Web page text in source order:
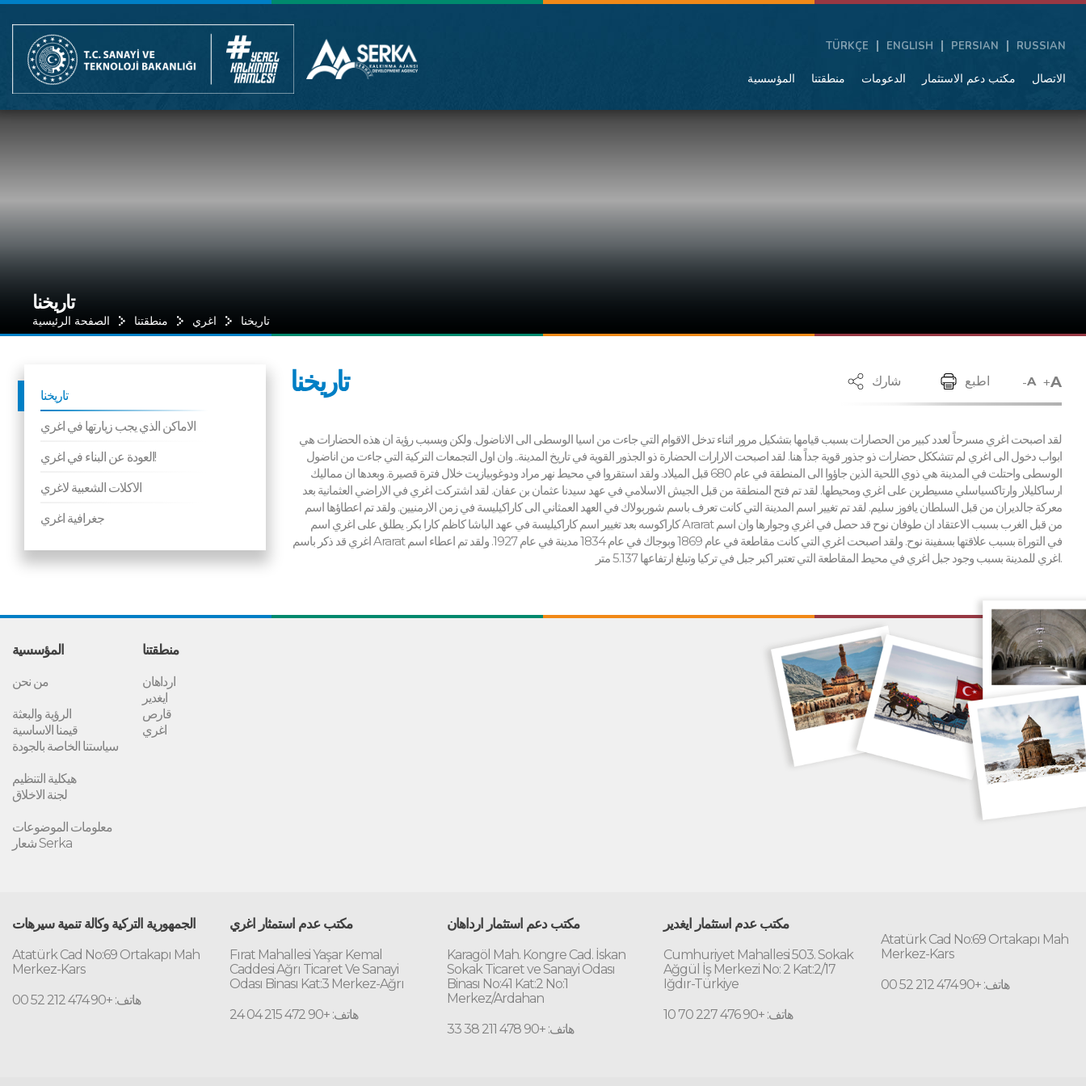
TÜRKÇE ENGLISH PERSIAN RUSSIAN
المؤسسية منطقتنا الدعومات مكتب دعم الاستثمار الاتصال
تاريخنا
الصفحة الرئيسية منطقتنا اغري تاريخنا
تاريخنا
الاماكن الذي يجب زيارتها في اغري
العودة عن البناء في اغري!
الاكلات الشعبية لاغري
جغرافية اغري
تاريخنا شارك اطبع -A +A
لقد اصبحت اغري مسرحاً لعدد كبير من الحصارات بسبب قيامها بتشكيل مرور اثناء تدخل الاقوام التي جاءت من اسيا الوسطى الى الاناضول. ولكن وبسبب رؤية ان هذه الحضارات هي
ابواب دخول الى اغري لم تتشككل حضارات ذو جذور قوية جداً هنا. لقد اصبحت الارارات الحضارة ذو الجذور القوية في تاريخ المدينة.. وان اول التجمعات التركية التي جاءت من اناضول
الوسطى واحتلت في المدينة هي ذوي اللحية الذين جاؤوا الى المنطقة في عام 680 قبل الميلاد. ولقد استقروا في محيط نهر مراد ودوغوبيازيت خلال فترة قصيرة. وبعدها ان مماليك
ارساكليلار وارتاكسياسلي مسيطرين على اغري ومحيطها. لقد تم فتح المنطقة من قبل الجيش الاسلامي في عهد سيدنا عثمان بن عفان. لقد اشتركت اغري في الاراضي العثمانية بعد
معركة جالديران من قبل السلطان يافوز سليم. لقد تم تغيير اسم المدينة التي كانت تعرف باسم شوربولاك في العهد العمثاني الى كاراكيليسة في زمن الارمنيين. ولقد تم اعطاؤها اسم
كاراكوسه بعد تغيير اسم كاراكيليسة في عهد الباشا كاظم كارا بكر. يطلق على اغري اسم Ararat من قبل الغرب بسبب الاعتقاد ان طوفان نوح قد حصل في اغري وجوارها وان اسم
اغري قد ذكر باسم Ararat في التوراة بسبب علاقتها بسفينة نوح. ولقد اصبحت اغري التي كانت مقاطعة في عام 1869 وبوجاك في عام 1834 مدينة في عام 1927. ولقد تم اعطاء اسم
اغري للمدينة بسبب وجود جبل اغري في محيط المقاطعة التي تعتبر اكبر جبل في تركيا وتبلغ ارتفاعها 5.137 متر.
المؤسسية
من نحن
الرؤية والبعثة
قيمنا الاساسية
سياستنا الخاصة بالجودة
هيكلية التنظيم
لجنة الاخلاق
معلومات الموضوعات
شعار Serka
منطقتنا
ارداهان
ايغدير
قارص
اغري
الجمهورية التركية وكالة تنمية سيرهات
Atatürk Cad No:69 Ortakapı Mah
Merkez-Kars
هاتف: +90 474 212 52 00
مكتب عدم استمثار اغري
Fırat Mahallesi Yaşar Kemal
Caddesi Ağrı Ticaret Ve Sanayi
Odası Binası Kat:3 Merkez-Ağrı
هاتف: +90 472 215 04 24
مكتب دعم استثمار ارداهان
Karagöl Mah. Kongre Cad. İskan
Sokak Ticaret ve Sanayi Odası
Binası No:41 Kat:2 No:1
Merkez/Ardahan
هاتف: +90 478 211 38 33
مكتب عدم استثمار ايغدير
Cumhuriyet Mahallesi 503. Sokak
Ağgül İş Merkezi No: 2 Kat:2/17
Iğdır-Türkiye
هاتف: +90 476 227 70 10
Atatürk Cad No:69 Ortakapı Mah
Merkez-Kars
هاتف: +90 474 212 52 00